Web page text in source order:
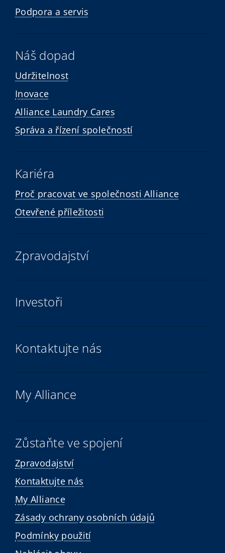
Podpora a servis
Náš dopad
Udržitelnost
Inovace
Alliance Laundry Cares
Správa a řízení společností
Kariéra
Proč pracovat ve společnosti Alliance
Otevřené příležitosti
Zpravodajství
Investoři
Kontaktujte nás
My Alliance
Zůstaňte ve spojení
Zpravodajství
Kontaktujte nás
My Alliance
Zásady ochrany osobních údajů
Podmínky použití